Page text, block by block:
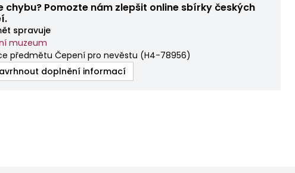
chybu? Pomozte nám zlepšit online sbírky českých
spravuje
muzeum
předmětu Čepení pro nevěstu (H4-78956)
doplnění informací